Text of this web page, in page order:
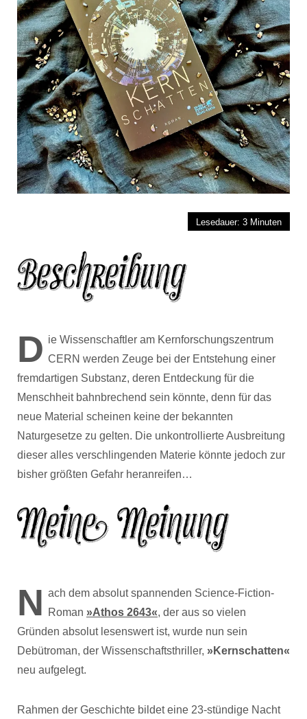
Lesedauer: 3 Minuten
D ie Wissenschaftler am Kernforschungszentrum
CERN werden Zeuge bei der Entstehung einer
fremdartigen Substanz, deren Entdeckung für die
Menschheit bahnbrechend sein könnte, denn für das
neue Material scheinen keine der bekannten
Naturgesetze zu gelten. Die unkontrollierte Ausbreitung
dieser alles verschlingenden Materie könnte jedoch zur
bisher größten Gefahr heranreifen…
N ach dem absolut spannenden Science-Fiction-
Roman »Athos 2643«, der aus so vielen
Gründen absolut lesenswert ist, wurde nun sein
Debütroman, der Wissenschaftsthriller, »Kernschatten«
neu aufgelegt.
Rahmen der Geschichte bildet eine 23-stündige Nacht